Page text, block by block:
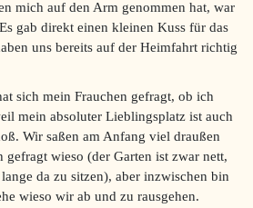
mich auf den Arm genommen hat, war
gab direkt einen kleinen Kuss für das
uns bereits auf der Heimfahrt richtig
sich mein Frauchen gefragt, ob ich
mein absoluter Lieblingsplatz ist auch
Wir saßen am Anfang viel draußen
wieso (der Garten ist zwar nett,
da zu sitzen), aber inzwischen bin
wieso wir ab und zu rausgehen.